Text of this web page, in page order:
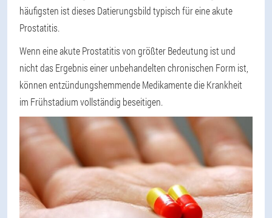
häufigsten ist dieses Datierungsbild typisch für eine akute
Prostatitis.
Wenn eine akute Prostatitis von größter Bedeutung ist und
nicht das Ergebnis einer unbehandelten chronischen Form ist,
können entzündungshemmende Medikamente die Krankheit
im Frühstadium vollständig beseitigen.